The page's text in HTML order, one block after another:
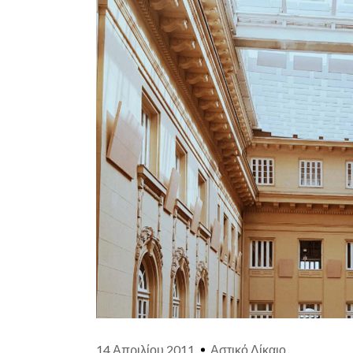
14 Απριλίου 2011 Αστικό Δίκαιο